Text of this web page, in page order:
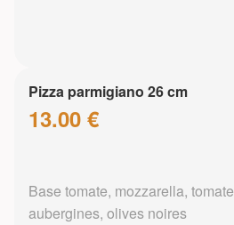
Pizza parmigiano 26 cm
13.00 €
Base tomate, mozzarella,
aubergines, olives noires